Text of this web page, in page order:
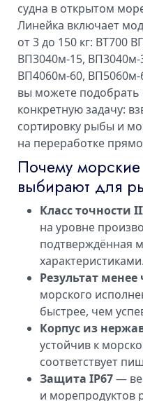
судна в открытом
Линейка включает
от 3 до 150 кг: ВТ700
ВП3040м-15,
ВП4060м-60,
вы можете подобрать
конкретную задачу:
сортировку рыбы и
на переработке
Почему морские
выбирают для
Класс точности
на уровне
подтверждённая
характеристиками.
Результат менее
морского
быстрее, чем
Корпус из
устойчив к
соответствует
Защита IP67—
и морепродуктов